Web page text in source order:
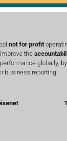
not for profit
the
globally,
business reporting.